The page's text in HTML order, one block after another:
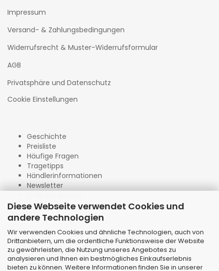
Diese Webseite verwendet Cookies und
andere Technologien
Wir verwenden Cookies und ähnliche Technologien, auch von
Drittanbietern, um die ordentliche Funktionsweise der Website
zu gewährleisten, die Nutzung unseres Angebotes zu
analysieren und Ihnen ein bestmögliches Einkaufserlebnis
bieten zu können. Weitere Informationen finden Sie in unserer
Impressum
Versand- & Zahlungsbedingungen
Widerrufsrecht & Muster-Widerrufsformular
AGB
Privatsphäre und Datenschutz
Cookie Einstellungen
Geschichte
Preisliste
Häufige Fragen
Tragetipps
Händlerinformationen
Newsletter